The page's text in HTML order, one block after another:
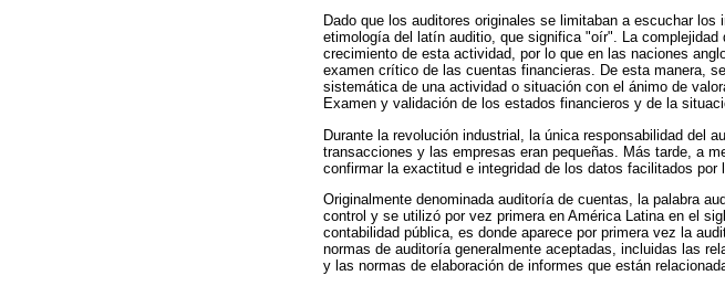
Dado que los auditores originales se limitaban a escuchar
etimología del latín auditio, que significa "oír". La
crecimiento de esta actividad, por lo que en las naciones
examen crítico de las cuentas financieras. De esta manera,
sistemática de una actividad o situación con el ánimo de
Examen y validación de los estados financieros y de la
Durante la revolución industrial, la única responsabilidad del
transacciones y las empresas eran pequeñas. Más tarde, a
confirmar la exactitud e integridad de los datos facilitados
Originalmente denominada auditoría de cuentas, la palabra
control y se utilizó por vez primera en América Latina en el
contabilidad pública, es donde aparece por primera vez la
normas de auditoría generalmente aceptadas, incluidas las
y las normas de elaboración de informes que están